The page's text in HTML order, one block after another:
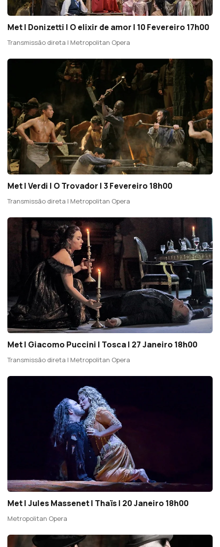
Met | Donizetti | O elixir de amor | 10 Fevereiro 17h00
Transmissão direta | Metropolitan Opera
Met | Verdi | O Trovador | 3 Fevereiro 18h00
Transmissão direta | Metropolitan Opera
Met | Giacomo Puccini | Tosca | 27 Janeiro 18h00
Transmissão direta | Metropolitan Opera
Met | Jules Massenet | Thaïs | 20 Janeiro 18h00
Metropolitan Opera